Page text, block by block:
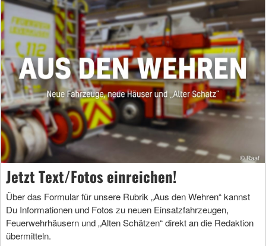
Jetzt Text/Fotos einreichen!
Über das Formular für unsere Rubrik „Aus den Wehren“ kannst
Du Informationen und Fotos zu neuen Einsatzfahrzeugen,
Feuerwehrhäusern und „Alten Schätzen“ direkt an die Redaktion
übermitteln.